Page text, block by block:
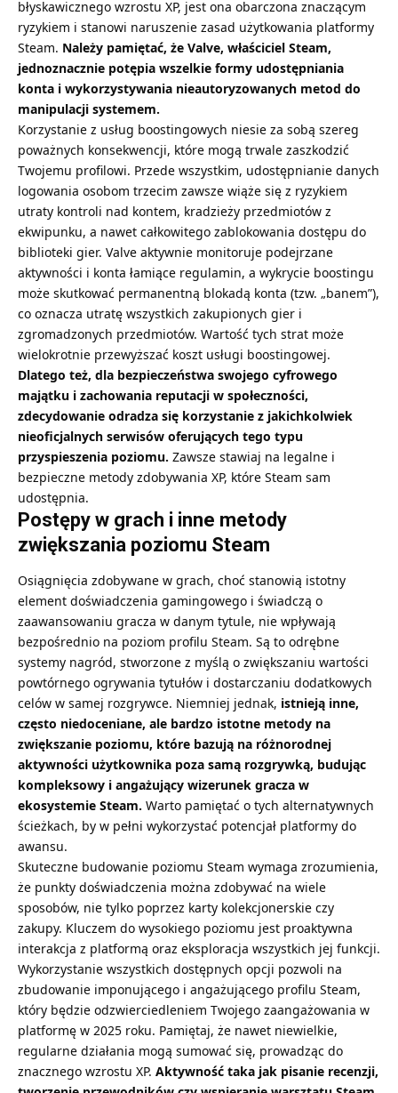
błyskawicznego wzrostu XP, jest ona obarczona znaczącym
ryzykiem i stanowi naruszenie zasad użytkowania platformy
Steam. Należy pamiętać, że Valve, właściciel Steam,
jednoznacznie potępia wszelkie formy udostępniania
konta i wykorzystywania nieautoryzowanych metod do
manipulacji systemem.
Korzystanie z usług boostingowych niesie za sobą szereg
poważnych konsekwencji, które mogą trwale zaszkodzić
Twojemu profilowi. Przede wszystkim, udostępnianie danych
logowania osobom trzecim zawsze wiąże się z ryzykiem
utraty kontroli nad kontem, kradzieży przedmiotów z
ekwipunku, a nawet całkowitego zablokowania dostępu do
biblioteki gier. Valve aktywnie monitoruje podejrzane
aktywności i konta łamiące regulamin, a wykrycie boostingu
może skutkować permanentną blokadą konta (tzw. „banem”),
co oznacza utratę wszystkich zakupionych gier i
zgromadzonych przedmiotów. Wartość tych strat może
wielokrotnie przewyższać koszt usługi boostingowej.
Dlatego też, dla bezpieczeństwa swojego cyfrowego
majątku i zachowania reputacji w społeczności,
zdecydowanie odradza się korzystanie z jakichkolwiek
nieoficjalnych serwisów oferujących tego typu
przyspieszenia poziomu. Zawsze stawiaj na legalne i
bezpieczne metody zdobywania XP, które Steam sam
udostępnia.
Postępy w grach i inne metody
zwiększania poziomu Steam
Osiągnięcia zdobywane w grach, choć stanowią istotny
element doświadczenia gamingowego i świadczą o
zaawansowaniu gracza w danym tytule, nie wpływają
bezpośrednio na poziom profilu Steam. Są to odrębne
systemy nagród, stworzone z myślą o zwiększaniu wartości
powtórnego ogrywania tytułów i dostarczaniu dodatkowych
celów w samej rozgrywce. Niemniej jednak, istnieją inne,
często niedoceniane, ale bardzo istotne metody na
zwiększanie poziomu, które bazują na różnorodnej
aktywności użytkownika poza samą rozgrywką, budując
kompleksowy i angażujący wizerunek gracza w
ekosystemie Steam. Warto pamiętać o tych alternatywnych
ścieżkach, by w pełni wykorzystać potencjał platformy do
awansu.
Skuteczne budowanie poziomu Steam wymaga zrozumienia,
że punkty doświadczenia można zdobywać na wiele
sposobów, nie tylko poprzez karty kolekcjonerskie czy
zakupy. Kluczem do wysokiego poziomu jest proaktywna
interakcja z platformą oraz eksploracja wszystkich jej funkcji.
Wykorzystanie wszystkich dostępnych opcji pozwoli na
zbudowanie imponującego i angażującego profilu Steam,
który będzie odzwierciedleniem Twojego zaangażowania w
platformę w 2025 roku. Pamiętaj, że nawet niewielkie,
regularne działania mogą sumować się, prowadząc do
znacznego wzrostu XP. Aktywność taka jak pisanie recenzji,